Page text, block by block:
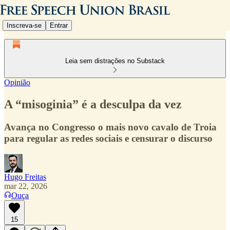
Inscreva-se Entrar
Leia sem distrações no Substack
Opinião
A “misoginia” é a desculpa da vez
Avança no Congresso o mais novo cavalo de Troia
para regular as redes sociais e censurar o discurso
Hugo Freitas
mar 22, 2026
Ouça
15